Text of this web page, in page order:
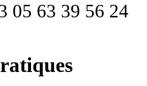
05 63 39 56 24